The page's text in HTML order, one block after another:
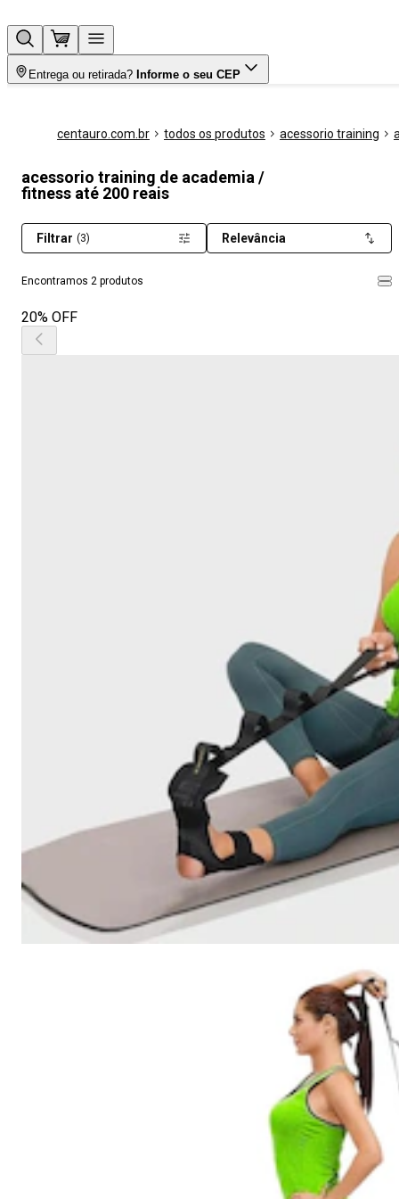
Entrega ou retirada? Informe o seu CEP
centauro.com.br todos os produtos acessorio training
acessorio training de academia /
fitness até 200 reais
Encontramos 2 produtos
Filtrar (3) Relevância
20% OFF